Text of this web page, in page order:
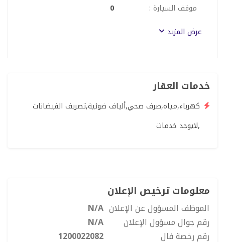
موقف السيارة :
0
عرض المزيد
خدمات العقار
كهرباء,مياه,صرف صحي,ألياف ضوئية,تصريف الفيضانات
,لايوجد خدمات
معلومات ترخيص الإعلان
الموظف المسؤول عن الإعلان N/A
رقم جوال مسؤول الإعلان
N/A
رقم رخصة فال
1200022082